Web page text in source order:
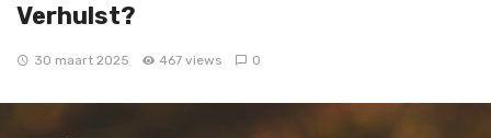
Verhulst?
30 maart 2025 467 views 0